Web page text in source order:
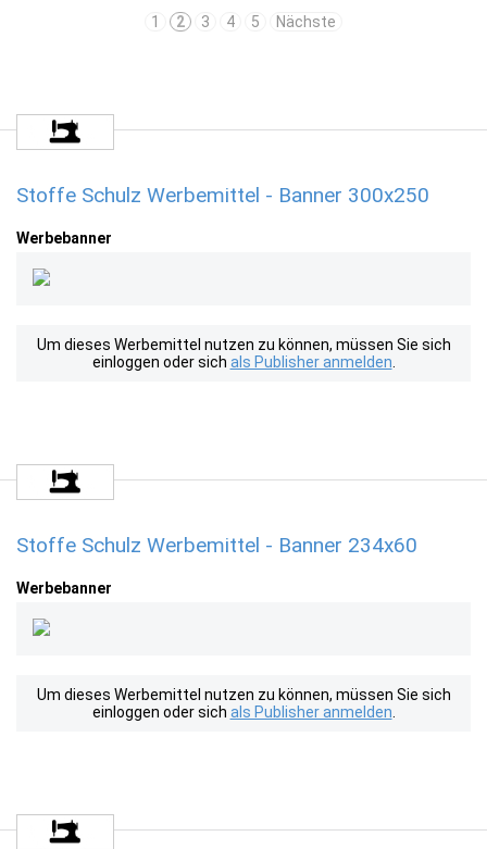
1
2 3 4 5 Nächste
Stoffe Schulz Werbemittel - Banner 300x250
Werbebanner
Um dieses Werbemittel nutzen zu können, müssen Sie sich
einloggen oder sich als Publisher anmelden
Stoffe Schulz Werbemittel - Banner 234x60
Werbebanner
Um dieses Werbemittel nutzen zu können, müssen Sie sich
einloggen oder sich als Publisher anmelden